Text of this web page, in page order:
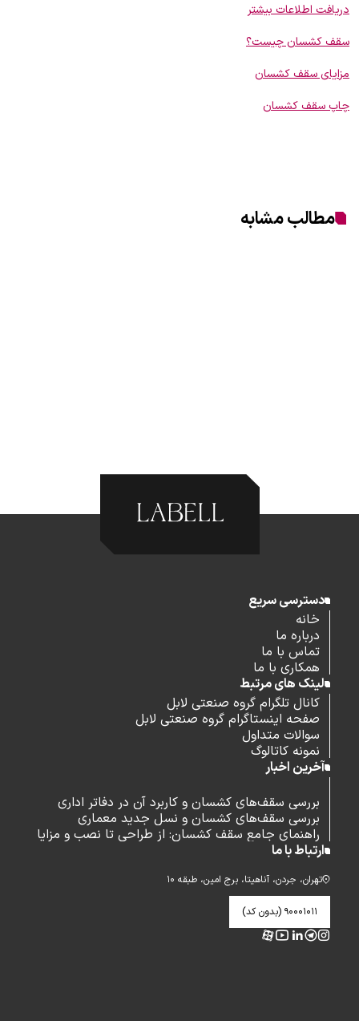
دریافت اطلاعات بیشتر
سقف کشسان چیست؟
مزایای سقف کشسان
چاپ سقف کشسان
مطالب مشابه
دسترسی سریع
خانه
درباره ما
تماس با ما
همکاری با ما
لینک های مرتبط
کانال تلگرام گروه صنعتی لابل
صفحه اینستاگرام گروه صنعتی لابل
سوالات متداول
نمونه کاتالوگ
آخرین اخبار
بررسی سقف‌های کشسان و کاربرد آن در دفاتر اداری
بررسی سقف‌های کشسان و نسل جدید معماری
راهنمای جامع سقف کشسان: از طراحی تا نصب و مزایا
ارتباط با ما
تهران، جردن، آناهیتا، برج امین، طبقه ۱۰
۹۰۰۰۱۰۱۱ (بدون کد)